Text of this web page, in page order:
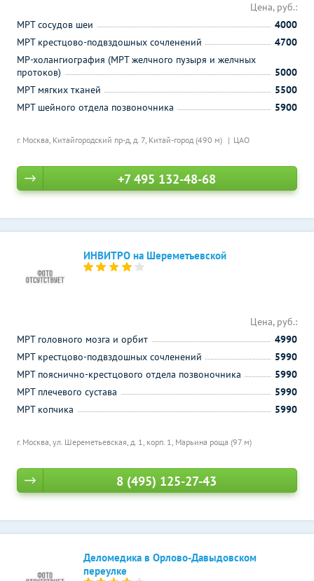
г. Москва, Китайгородский пр-д, д. 7, Китай-город (490 м) ЦАО
Цена, руб.:
МРТ сосудов шеи
4000
МРТ крестцово-подвздошных сочленений
4700
МР-холангиография (МРТ желчного пузыря и желчных
протоков)
5000
МРТ мягких тканей
5500
МРТ шейного отдела позвоночника
5900
+7 495 132-48-68
ИНВИТРО на Шереметьевской
г. Москва, ул. Шереметьевская, д. 1, корп. 1, Марьина роща (97 м)
Цена, руб.:
МРТ головного мозга и орбит
4990
МРТ крестцово-подвздошных сочленений
5990
МРТ пояснично-крестцового отдела позвоночника
5990
МРТ плечевого сустава
5990
МРТ копчика
5990
8 (495) 125-27-43
Деломедика в Орлово-Давыдовском
переулке